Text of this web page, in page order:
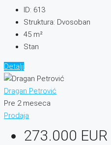
ID: 613
Struktura: Dvosoban
45 m²
Stan
Detalji
Dragan Petrović
Pre 2 meseca
Prodaja
273.000 EUR